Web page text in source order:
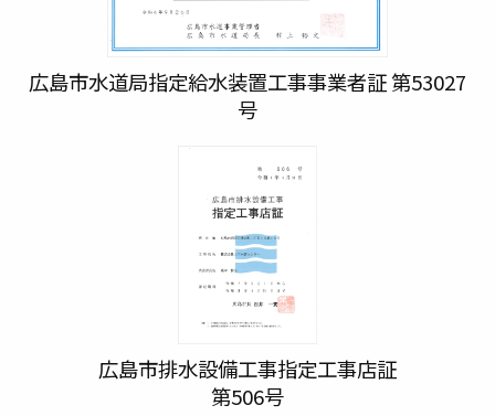
広島市水道局指定給水装置工事事業者証 第53027
号
広島市排水設備工事指定工事店証
第506号